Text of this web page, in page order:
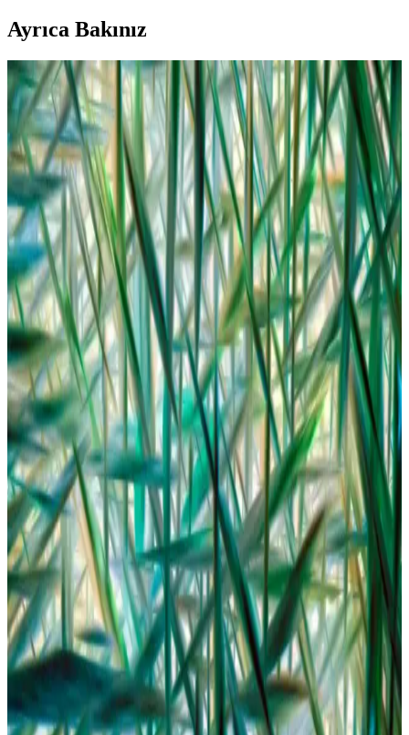
Ayrıca Bakınız
Bebek Gömlek Pantolon Takımlarıyla Şıklık ve
Konforu Bir Arada Sunan Trendler
Bebek gömlek pantolon takımları, şıklık ve konforu bir arada sunar.
Pamuklu malzemeleri, çeşitli modelleri ve uygun fiyat seçenekleriyle
bebeklerinizin rahatlığı ve şıklığı için ideal tercih.
Bebek Bikini Modelleri ve Trendleri: Yaz Sezonunda
En Şık ve Konforlu Seçenekler
Bebek bikini modelleri, rahatlık ve şıklık sunarken UV koruyucu
özellikleriyle güneşin zararlı etkilerine karşı koruma sağlar. Trendler
canlı renkler ve sevimli tasarımlarla öne çıkıyor.
Değişik Bebek Çoraplarıyla Miniklerin Tarzını
Yaratmanın Yolları ve Önerileri
Bebek çoraplarında renkli desenler, kabartmalı ve şık tasarımlarla
tarz yaratın. Sağlık ve konforu ön planda tutan modelleri keşfedin.
Bebek Doğum Günü Elbisesi Seçimi: Konfor ve
Şıklığın En İyi Kombinasyonu
Bebeklerin ve küçük kızların doğum günü kutlamalarında rahatlık
ve şıklık ön plandadır. Doğru elbise seçimiyle minik prenseslerinizin
en güzel gününü taçlandırın.
Adidas Tensaur Bebek Ayakkabıları: Konfor ve
Şıklığın Modern Buluşması
Adidas Tensaur bebek ayakkabıları, yüksek kaliteli malzemeleri,
ergonomik tasarımı ve çeşitli renk seçenekleriyle bebeklerin ilk
adımlarında güvenle tercih edilir.
Bebek Bikinisi Seçerken Dikkat Edilmesi Gerekenler
ve Trendler Hakkında Kapsamlı Rehber